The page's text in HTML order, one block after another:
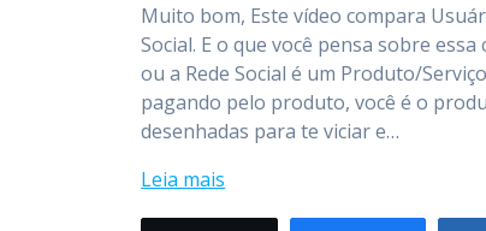
Muito bom, Este vídeo compara
Social. E o que você pensa sobre
ou a Rede Social é um Produto/
pagando pelo produto, você é o
desenhadas para te viciar e…
Leia mais